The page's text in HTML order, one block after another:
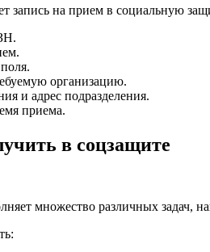
запись на прием в социальную
организацию.
и адрес подразделения.
приема.
в соцзащите
множество различных задач,